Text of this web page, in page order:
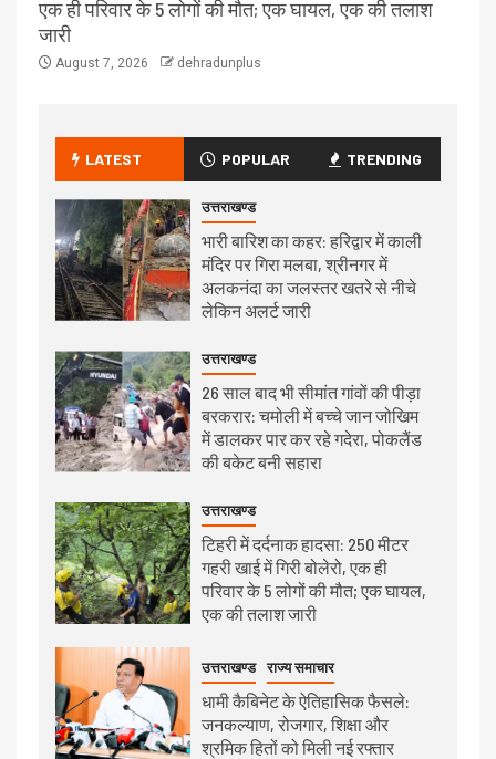
एक ही परिवार के 5 लोगों की मौत; एक घायल, एक की तलाश
जारी
August 7, 2026 dehradunplus
LATEST POPULAR TRENDING
उत्तराखण्ड
भारी बारिश का कहर: हरिद्वार में काली
मंदिर पर गिरा मलबा, श्रीनगर में
अलकनंदा का जलस्तर खतरे से नीचे
लेकिन अलर्ट जारी
उत्तराखण्ड
26 साल बाद भी सीमांत गांवों की पीड़ा
बरकरार: चमोली में बच्चे जान जोखिम
में डालकर पार कर रहे गदेरा, पोकलैंड
की बकेट बनी सहारा
उत्तराखण्ड
टिहरी में दर्दनाक हादसा: 250 मीटर
गहरी खाई में गिरी बोलेरो, एक ही
परिवार के 5 लोगों की मौत; एक घायल,
एक की तलाश जारी
उत्तराखण्ड राज्य समाचार
धामी कैबिनेट के ऐतिहासिक फैसले:
जनकल्याण, रोजगार, शिक्षा और
श्रमिक हितों को मिली नई रफ्तार